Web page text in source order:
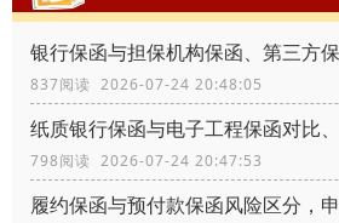
837阅读 2026-07-24 20:48:05
798阅读 2026-07-24 20:47:53